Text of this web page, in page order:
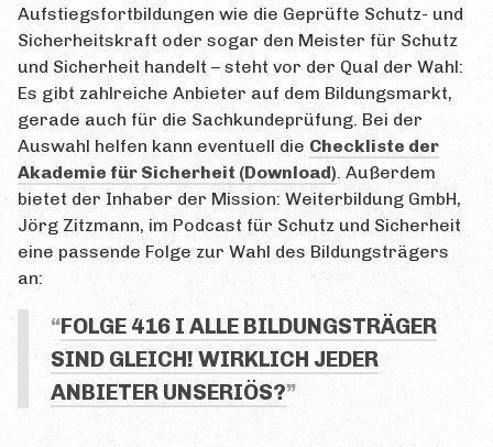
Aufstiegsfortbildungen wie die Geprüfte Schutz- und
Sicherheitskraft oder sogar den Meister für Schutz
und Sicherheit handelt – steht vor der Qual der Wahl:
Es gibt zahlreiche Anbieter auf dem Bildungsmarkt,
gerade auch für die Sachkundeprüfung. Bei der
Auswahl helfen kann eventuell die Checkliste der
Akademie für Sicherheit (Download). Außerdem
bietet der Inhaber der Mission: Weiterbildung GmbH,
Jörg Zitzmann, im Podcast für Schutz und Sicherheit
eine passende Folge zur Wahl des Bildungsträgers
an:
FOLGE 416 I ALLE BILDUNGSTRÄGER
SIND GLEICH! WIRKLICH JEDER
ANBIETER UNSERIÖS?